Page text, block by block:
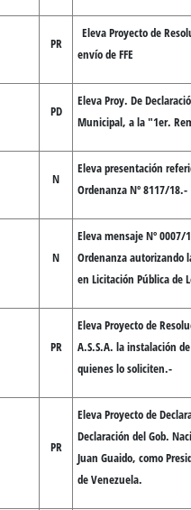
PR
Eleva Proyecto de
envío de FFE
PD
Eleva Proy. De
Municipal, a la "1er.
N
Eleva presentación
Ordenanza Nº 8117/18.-
N
Eleva mensaje Nº 0007/
Ordenanza autorizando
en Licitación Pública de
PR
Eleva Proyecto de
A.S.S.A. la instalación
quienes lo soliciten.-
PR
Eleva Proyecto de
Declaración del Gob.
Juan Guaido, como
de Venezuela.